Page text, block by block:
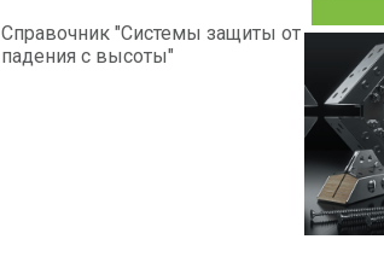
Справочник "Системы защиты от
падения с высоты"